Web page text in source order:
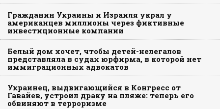
Гражданин Украины и Израиля украл у
американцев миллионы через фиктивные
инвестиционные компании
Белый дом хочет, чтобы детей-нелегалов
представляла в судах юрфирма, в которой нет
иммиграционных адвокатов
Украинец, выдвигающийся в Конгресс от
Гавайев, устроил драку на пляже: теперь его
обвиняют в терроризме